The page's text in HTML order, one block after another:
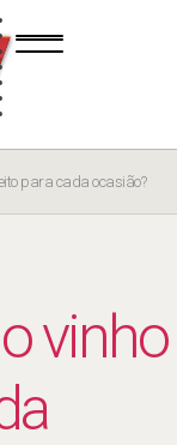
BRANCO
ROSÉ
para cada ocasião?
vinho